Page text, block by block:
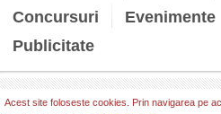
Concursuri
Evenimente
Publicitate
Acest site foloseste cookies. Prin navigarea pe